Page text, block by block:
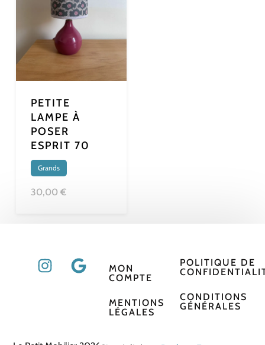
PETITE
LAMPE À
POSER
ESPRIT 70
Grands
30,00 €
MON
COMPTE
MENTIONS
LÉGALES
POLITIQUE DE
CONDITIONS
GÉNÉRALES